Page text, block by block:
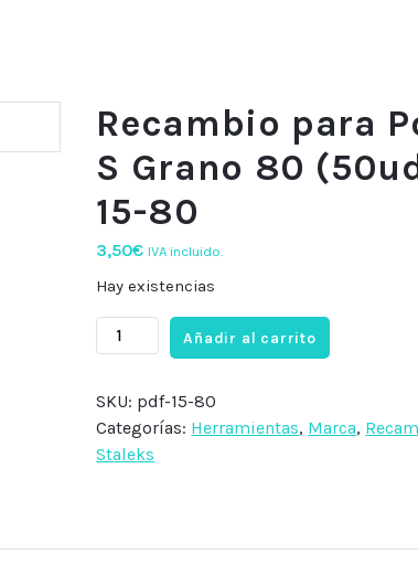
Recambio para
S Grano 80
15-80
3,50€ IVA incluido.
Hay existencias
Recambio
para
S
Grano
80
Añadir al carrito
SKU: pdf-15-80
Categorías: Herramientas, Marca,
Staleks